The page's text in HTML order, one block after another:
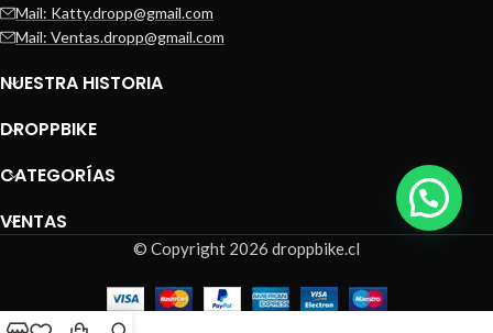
Mail: Katty.dropp@gmail.com
Mail: Ventas.dropp@gmail.com
NUESTRA HISTORIA
DROPPBIKE
CATEGORÍAS
VENTAS
© Copyright 2026 droppbike.cl